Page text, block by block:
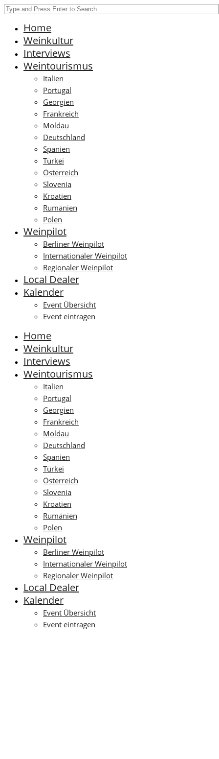
Home
Weinkultur
Interviews
Weintourismus
Italien
Portugal
Georgien
Frankreich
Moldau
Deutschland
Spanien
Türkei
Österreich
Slovenia
Kroatien
Rumänien
Polen
Weinpilot
Berliner Weinpilot
Internationaler Weinpilot
Regionaler Weinpilot
Local Dealer
Kalender
Event Übersicht
Event eintragen
Home
Weinkultur
Interviews
Weintourismus
Italien
Portugal
Georgien
Frankreich
Moldau
Deutschland
Spanien
Türkei
Österreich
Slovenia
Kroatien
Rumänien
Polen
Weinpilot
Berliner Weinpilot
Internationaler Weinpilot
Regionaler Weinpilot
Local Dealer
Kalender
Event Übersicht
Event eintragen